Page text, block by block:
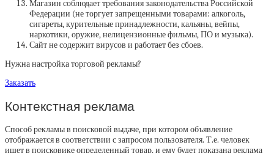
Магазин соблюдает требования законодательства Российской
Федерации (не торгует запрещенными товарами: алкоголь,
сигареты, курительные принадлежности, кальяны, вейпы,
наркотики, оружие, нелицензионные фильмы, ПО и музыка).
Сайт не содержит вирусов и работает без сбоев.
Нужна настройка торговой рекламы?
Заказать
Контекстная реклама
Способ рекламы в поисковой выдаче, при котором объявление
отображается в соответствии с запросом пользователя. Т.е. человек
ищет в поисковике определенный товар, и ему будет показана реклама